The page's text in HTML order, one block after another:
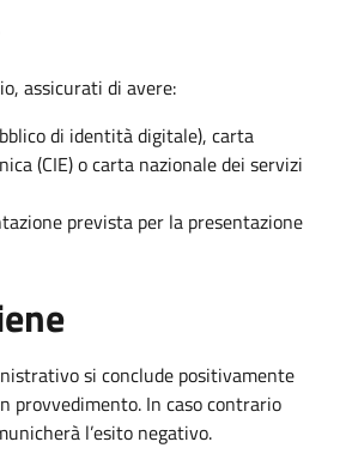
assicurati di avere:
di identità digitale), carta
(CIE) o carta nazionale dei servizi
prevista per la presentazione
si conclude positivamente
provvedimento. In caso contrario
l’esito negativo.